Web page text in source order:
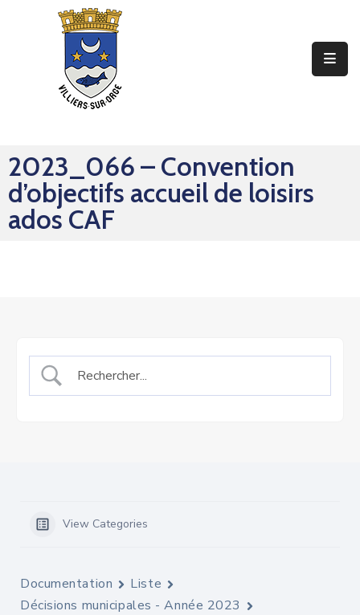
Mes
Sorties
2023_066 – Convention
d’objectifs accueil de loisirs
ados CAF
View Categories
Documentation
Liste
Décisions municipales - Année 2023